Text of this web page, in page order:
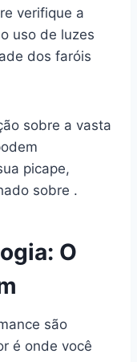
verifique a
uso de luzes
dos faróis
sobre a vasta
picape,
sobre .
O
são
é onde você